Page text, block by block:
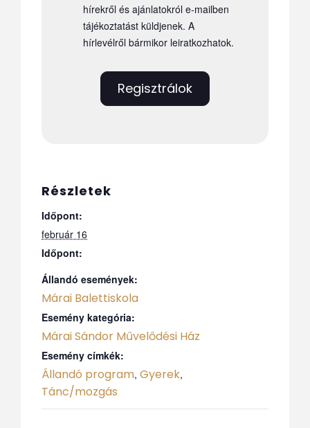
hírekről és ajánlatokról e-mailben
tájékoztatást küldjenek. A
hírlevélről bármikor leiratkozhatok.
Regisztrálok
Részletek
Időpont:
február 16
Időpont:
Állandó események:
Márai Balettiskola
Esemény kategória:
Márai Sándor Művelődési Ház
Esemény címkék:
Állandó program, Gyerek,
Tánc/mozgás